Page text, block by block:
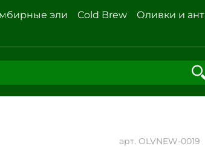
эли Cold Brew
Оливки и
арт. OLVNEW-0019